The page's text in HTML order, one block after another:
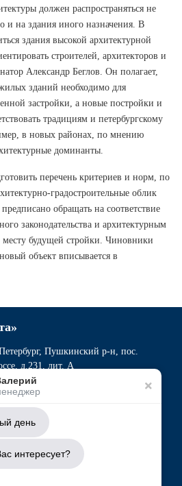
должен распространяться не
и на здания иного назначения. В
здания высокой архитектурной
строителей, архитекторов и
Александр Беглов. Он полагает,
зданий необходимо для
застройки, а новые постройки и
традициям и петербургскому
в новых районах, по мнению
доминанты.
перечень критериев и норм, по
градостроительные облик
обращать на соответствие
законодательства и архитектурным
будущей стройки. Чиновники
объект вписывается в
Пушкинский р-н, пос.
д.231, лит. А
день
интересует?